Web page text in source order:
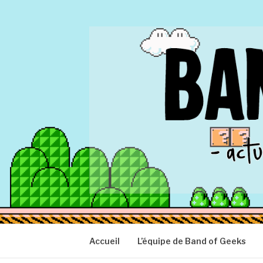
BAND OF
Actu Geek d'hier et d'aujourd'hui
Accueil L’équipe de Band of Geeks